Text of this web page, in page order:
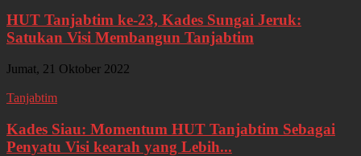
HUT Tanjabtim ke-23, Kades Sungai Jeruk:
Satukan Visi Membangun Tanjabtim
Jumat, 21 Oktober 2022
Tanjabtim
Kades Siau: Momentum HUT Tanjabtim Sebagai
Penyatu Visi kearah yang Lebih...